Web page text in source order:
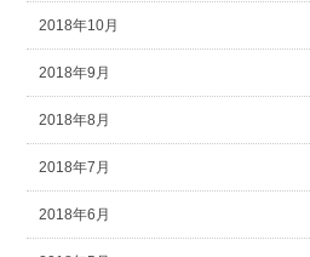
2018年10月
2018年9月
2018年8月
2018年7月
2018年6月